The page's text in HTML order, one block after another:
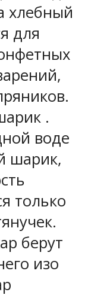
хлебный
для
.
воде
шарик,
только
берут
изо